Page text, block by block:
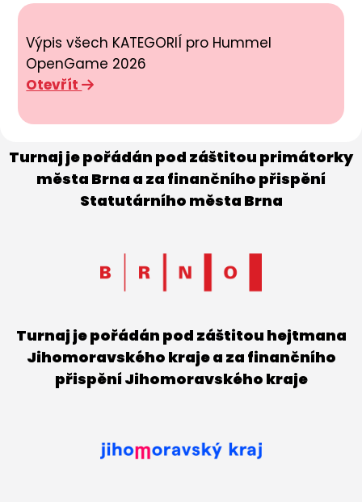
Výpis všech KATEGORIÍ pro Hummel
OpenGame 2026
Otevřít
Turnaj je pořádán pod záštitou primátorky
města Brna a za finančního přispění
Statutárního města Brna
Turnaj je pořádán pod záštitou hejtmana
Jihomoravského kraje a za finančního
přispění Jihomoravského kraje